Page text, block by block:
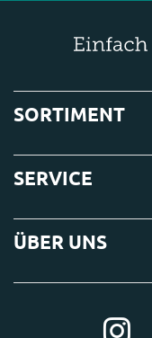
SORTIMENT
SERVICE
ÜBER UNS